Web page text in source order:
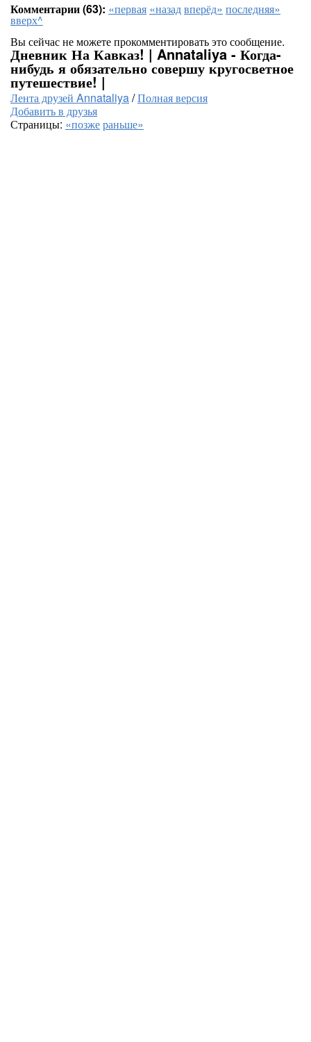
Комментарии (63): «первая «назадвперёд» последняя»
вверх^
Вы сейчас не можете прокомментировать это сообщение.
Дневник На Кавказ! | Annataliya - Когда-
нибудь я обязательно совершу кругосветное
путешествие! |
Лента друзей Annataliya/Полная версия
Добавить в друзья
Страницы: «позжераньше»